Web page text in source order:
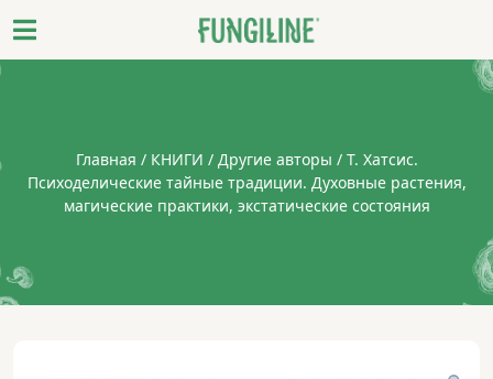
Главная / КНИГИ / Другие авторы / Т. Хатсис.
Психоделические тайные традиции. Духовные растения,
магические практики, экстатические состояния